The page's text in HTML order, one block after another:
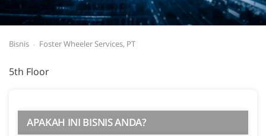
Bisnis Foster Wheeler Services, PT
5th Floor
APAKAH INI BISNIS ANDA?